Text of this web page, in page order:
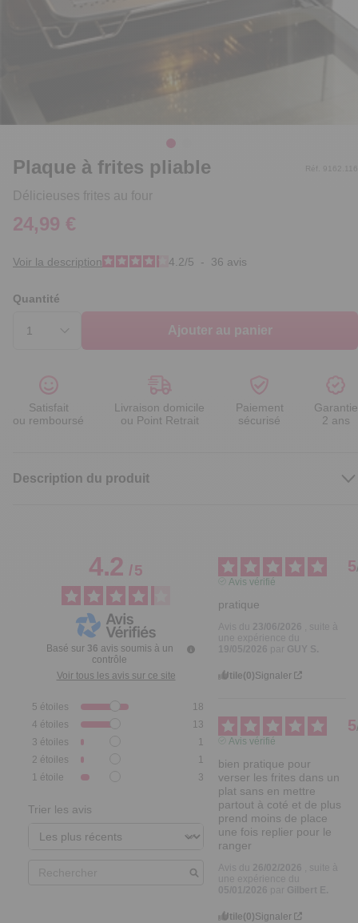
Plaque à frites pliable
Délicieuses frites au four
Réf. 9162.116
24,99 €
Voir la description 4.2/5 - 36 avis
Quantité
Ajouter au panier
Satisfait
ou remboursé
Livraison domicile
ou Point Retrait
Paiement
sécurisé
Garantie
2 ans
Description du produit
4.2/5
Basé sur 36 avis soumis à un
contrôle
Voir tous les avis sur ce site
5 étoiles
18
4 étoiles
13
3 étoiles
1
2 étoiles
1
1 étoile 3
Trier les avis
5
Avis vérifié
pratique
Utile(0)Signaler
5
Avis vérifié
bien pratique pour
verser les frites dans un
plat sans en mettre
partout à coté et de plus
prend moins de place
une fois replier pour le
ranger
Utile(0)Signaler